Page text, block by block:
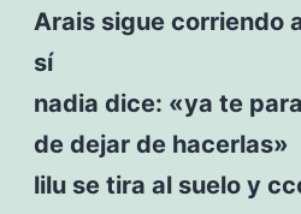
Arais sigue corriendo
sí
nadia dice: «ya te
de dejar de hacerlas»
lilu se tira al suelo y